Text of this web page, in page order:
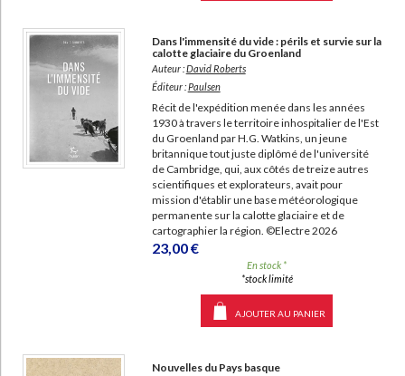
Dans l'immensité du vide : périls et survie sur la
calotte glaciaire du Groenland
Auteur :David Roberts
Éditeur :Paulsen
Récit de l'expédition menée dans les années
1930 à travers le territoire inhospitalier de l'Est
du Groenland par H.G. Watkins, un jeune
britannique tout juste diplômé de l'université
de Cambridge, qui, aux côtés de treize autres
scientifiques et explorateurs, avait pour
mission d'établir une base météorologique
permanente sur la calotte glaciaire et de
cartographier la région. ©Electre 2026
23,00 €
En stock *
*stock limité
AJOUTER AU PANIER
Nouvelles du Pays basque